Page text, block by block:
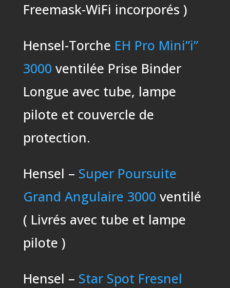
Freemask-WiFi incorporés )
Hensel-Torche EH Pro Mini”i”
3000 ventilée Prise Binder
Longue avec tube, lampe
pilote et couvercle de
protection.
Hensel – Super Poursuite
Grand Angulaire 3000 ventilé
( Livrés avec tube et lampe
pilote )
Hensel – Star Spot Fresnel